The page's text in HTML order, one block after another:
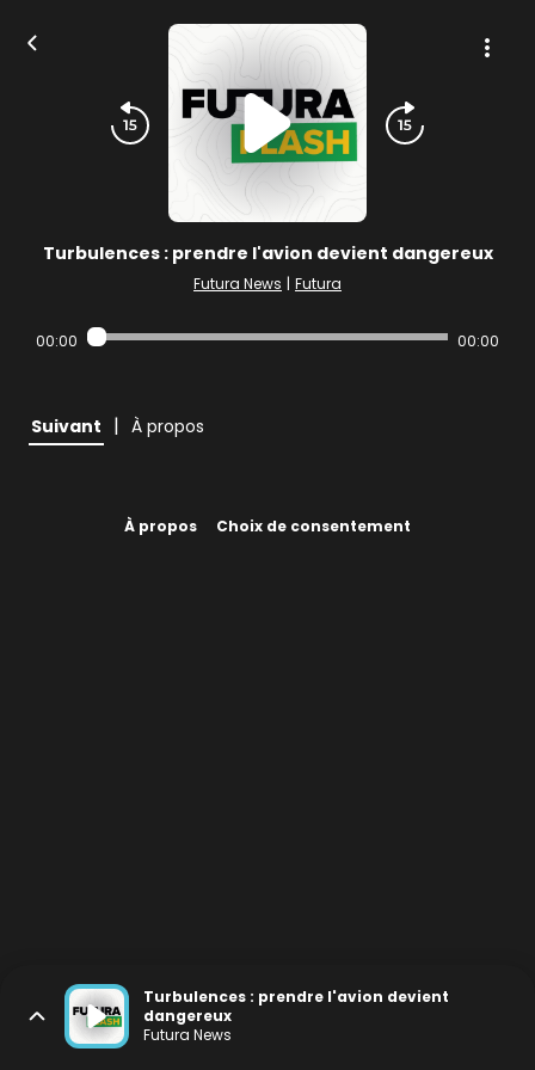
Turbulences : prendre l'avion devient dangereux
Futura News | Futura
00:00 00:00
Suivant | À propos
À propos Choix de consentement
Turbulences : prendre l'avion devient
dangereux
Futura News